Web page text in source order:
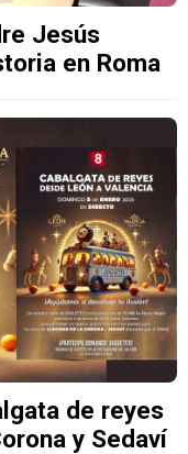
Jesús
en Roma
de reyes
y Sedaví